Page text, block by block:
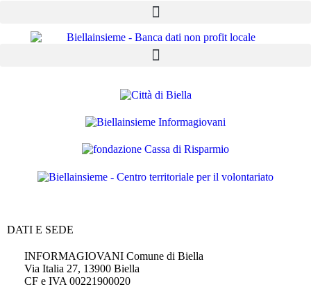
DATI E SEDE
INFORMAGIOVANI Comune di Biella
Via Italia 27, 13900 Biella
CF e IVA 00221900020